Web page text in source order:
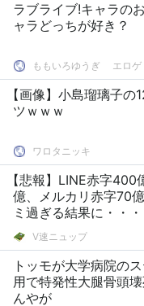
ラブライブ!キャラの
ャラどっちが好き？
ももいろゆうぎ エロゲ
【画像】小島瑠璃子
ツｗｗｗ
ワロタニッキ
【悲報】LINE赤字
億、メルカリ赤字70
ミ過ぎる結果に・・・
V速ニュップ
トッモが大学病院の
用で特発性大腿骨頭
んやが